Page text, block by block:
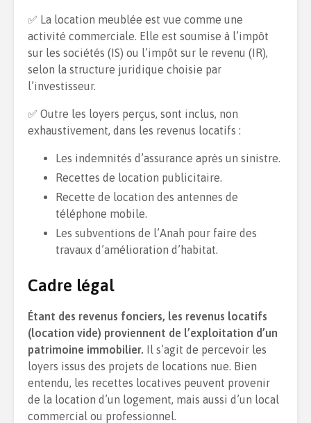
✅ La location meublée est vue comme une
activité commerciale. Elle est soumise à l’impôt
sur les sociétés (IS) ou l’impôt sur le revenu (IR),
selon la structure juridique choisie par
l’investisseur.
✅ Outre les loyers perçus, sont inclus, non
exhaustivement, dans les revenus locatifs :
Les indemnités d’assurance après un sinistre.
Recettes de location publicitaire.
Recette de location des antennes de
téléphone mobile.
Les subventions de l’Anah pour faire des
travaux d’amélioration d’habitat.
Cadre légal
Étant des revenus fonciers, les revenus locatifs
(location vide) proviennent de l’exploitation d’un
patrimoine immobilier. Il s’agit de percevoir les
loyers issus des projets de locations nue. Bien
entendu, les recettes locatives peuvent provenir
de la location d’un logement, mais aussi d’un local
commercial ou professionnel.